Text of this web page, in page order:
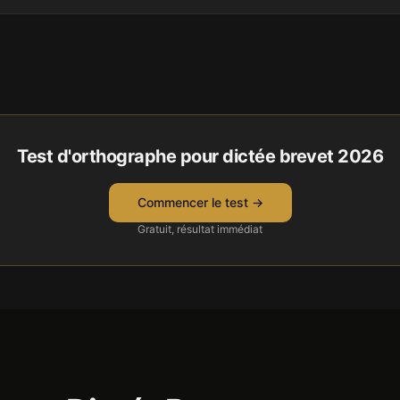
Test d'orthographe pourdictée brevet 2026
Commencer le test →
Gratuit, résultat immédiat